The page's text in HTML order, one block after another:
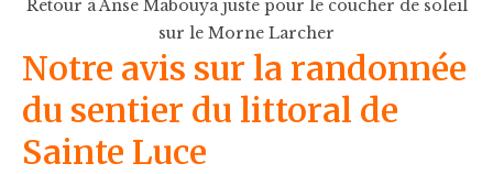
Retour à Anse Mabouya juste pour le coucher de soleil
sur le Morne Larcher
Notre avis sur la randonnée
du sentier du littoral de
Sainte Luce